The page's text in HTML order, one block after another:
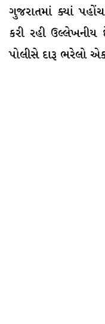
ગુજરાતમાં ક્યાં
કરી રહી
પોલીસે દારૂ ભરેલો